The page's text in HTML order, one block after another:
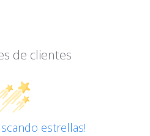
de clientes
estrellas!